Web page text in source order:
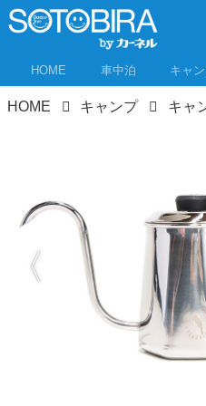
HOME 車中泊 キャ
HOME キャンプ